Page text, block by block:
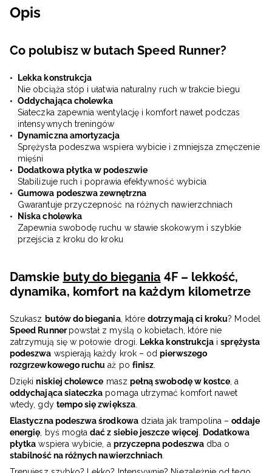
Opis
Co polubisz w butach Speed Runner?
Lekka konstrukcja
Nie obciąża stóp i ułatwia naturalny ruch w trakcie biegu
Oddychająca cholewka
Siateczka zapewnia wentylację i komfort nawet podczas
intensywnych treningów
Dynamiczna amortyzacja
Sprężysta podeszwa wspiera wybicie i zmniejsza zmęczenie
mięśni
Dodatkowa płytka w podeszwie
Stabilizuje ruch i poprawia efektywność wybicia
Gumowa podeszwa zewnętrzna
Gwarantuje przyczepność na różnych nawierzchniach
Niska cholewka
Zapewnia swobodę ruchu w stawie skokowym i szybkie
przejścia z kroku do kroku
Damskie buty do biegania 4F – lekkość,
dynamika, komfort na każdym kilometrze
Szukasz butów do biegania, któredotrzymają ci kroku? Model
Speed Runnerpowstał z myślą o kobietach, które nie
zatrzymują się w połowie drogi. Lekka konstrukcja isprężysta
podeszwa wspierają każdy krok – odpierwszego
rozgrzewkowego ruchu aż po finisz.
Dziękiniskiej cholewce masz pełną swobodę w kostce, a
oddychająca siateczka pomaga utrzymać komfort nawet
wtedy, gdy tempo się zwiększa.
Elastyczna podeszwa środkowadziała jak trampolina –oddaje
energię, byś mogładać z siebie jeszcze więcej. Dodatkowa
płytka wspiera wybicie, a przyczepna podeszwadba o
stabilność na różnych nawierzchniach.